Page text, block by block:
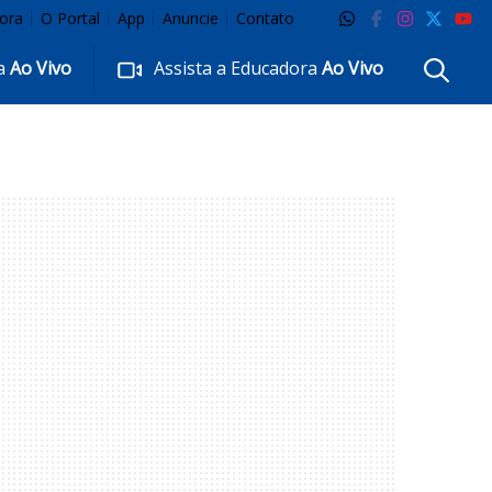
O Portal App Anuncie Contato
Ao Vivo Assista a EducadoraAo Vivo